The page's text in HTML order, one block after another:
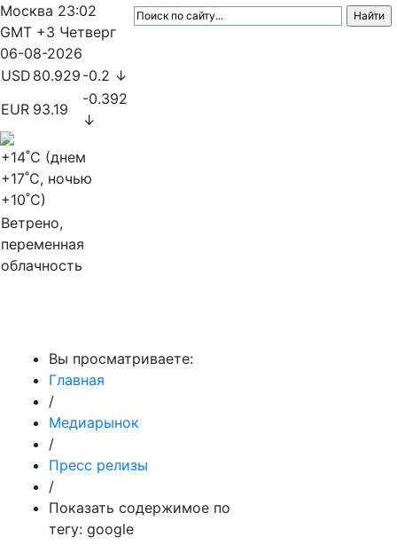
Москва 23:02
GMT +3 Четверг
06-08-2026
USD 80.929 -0.2 ↓
EUR 93.19
-0.392
↓
+14˚C (днем
+17˚C, ночью
+10˚C)
Ветрено,
переменная
облачность
Вы просматриваете:
Главная
/
Медиарынок
/
Пресс релизы
/
Показать содержимое по
тегу: google